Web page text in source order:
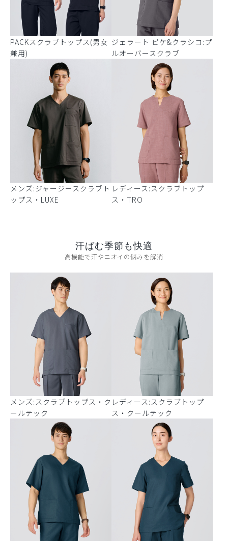
PACKスクラブトップス(男女
兼用)
ジェラート ピケ&クラシコ:プ
ルオーバースクラブ
メンズ:ジャージースクラブト
ップス・LUXE
レディース:スクラブトップ
ス・TRO
汗ばむ季節も快適
高機能で汗やニオイの悩みを解消
メンズ:スクラブトップス・ク
ールテック
レディース:スクラブトップ
ス・クールテック